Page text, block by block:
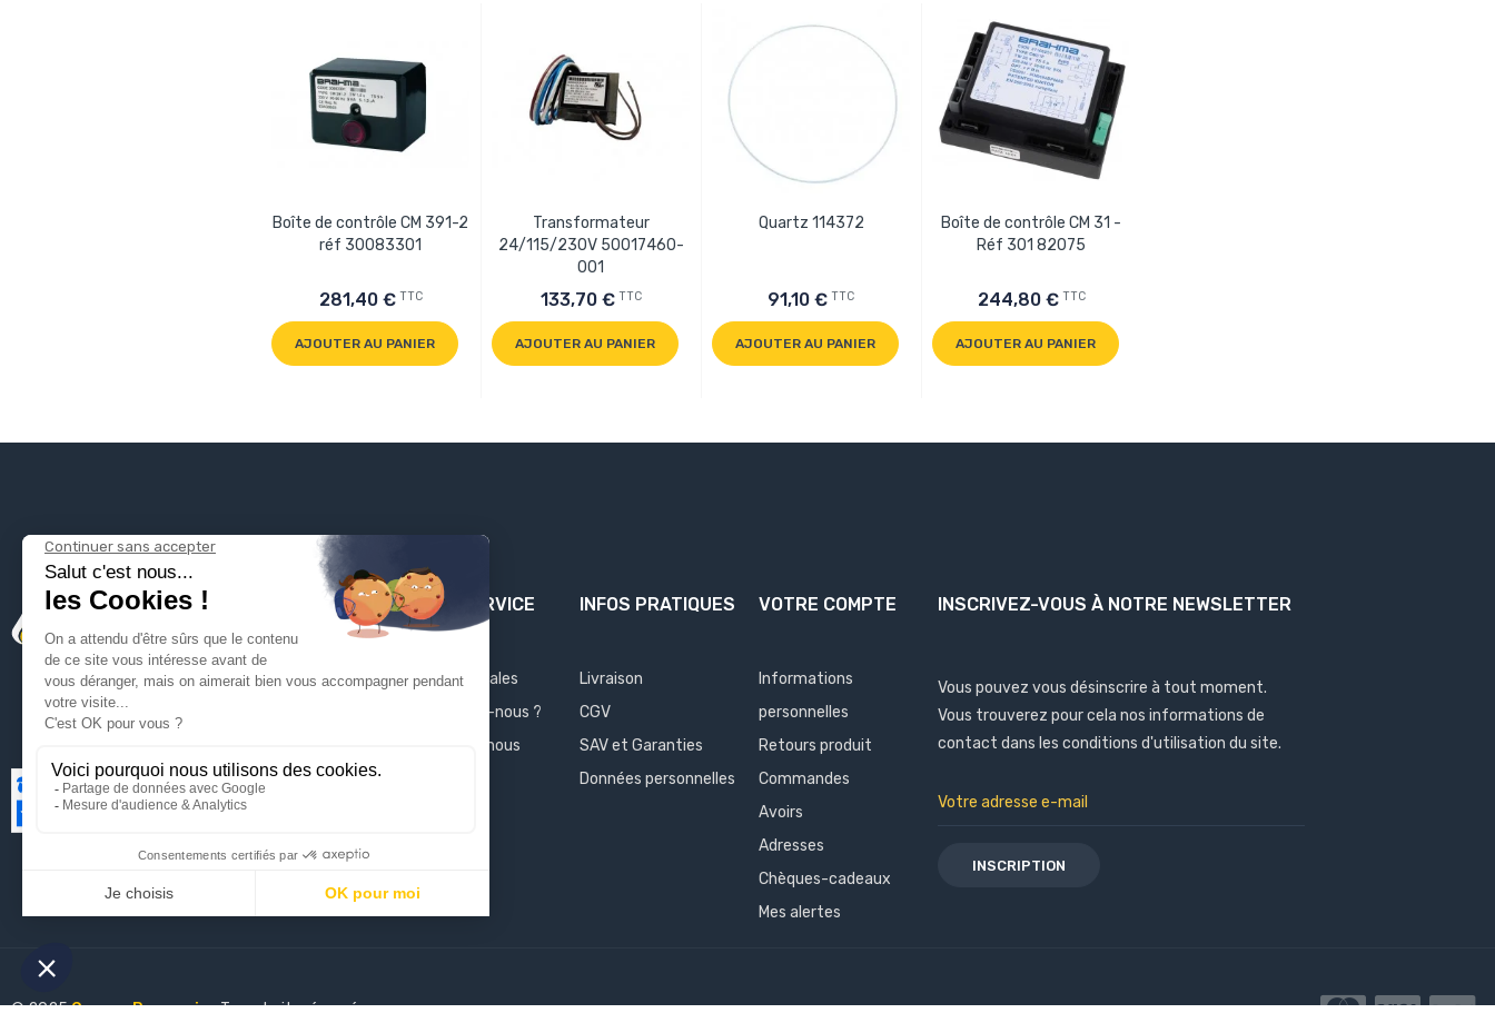
Boîte de contrôle CM 391-2
réf 30083301
281,40 € TTC
AJOUTER AU PANIER
Transformateur
24/115/230V 50017460-
001
133,70 € TTC
AJOUTER AU PANIER
Quartz 114372
91,10 € TTC
AJOUTER AU PANIER
Boîte de contrôle CM 31 -
Réf 301 82075
244,80 € TTC
AJOUTER AU PANIER
PLOMBSERVICE
Mentions légales
Qui sommes-nous ?
Contactez-nous
INFOS PRATIQUES
Livraison
CGV
SAV et Garanties
Données personnelles
VOTRE COMPTE
Informations
personnelles
Retours produit
Commandes
Avoirs
Adresses
Chèques-cadeaux
Mes alertes
INSCRIVEZ-VOUS À NOTRE NEWSLETTER
Vous pouvez vous désinscrire à tout moment.
Vous trouverez pour cela nos informations de
contact dans les conditions d'utilisation du site.
© 2025Groupe ProserviceTous droits réservés